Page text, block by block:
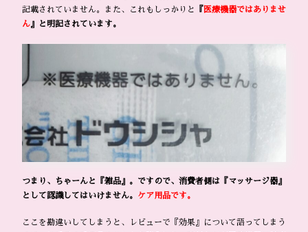
記載されていません。また、これもしっかりと
『医療機器ではありませ
ん』と明記されています。
つまり、ちゃーんと『雑品』。ですので、消費者側は『マッサージ器』
として認識してはいけません。
ケア用品です。
ここを勘違いしてしまうと、レビューで『効果』について語ってしまう